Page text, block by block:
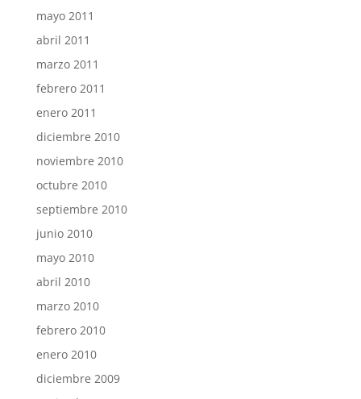
mayo 2011
abril 2011
marzo 2011
febrero 2011
enero 2011
diciembre 2010
noviembre 2010
octubre 2010
septiembre 2010
junio 2010
mayo 2010
abril 2010
marzo 2010
febrero 2010
enero 2010
diciembre 2009